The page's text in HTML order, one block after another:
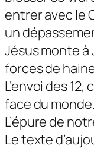
entrer avec le
un
Jésus monte à
forces de
L’envoi des
face du monde.
L’épure de
Le texte